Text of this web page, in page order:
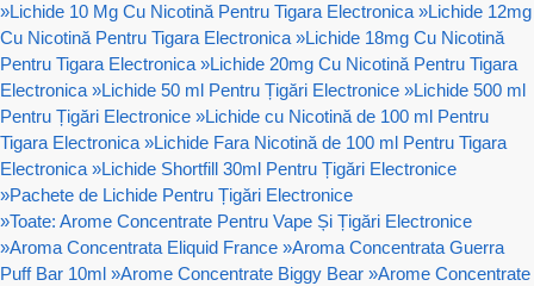
»Lichide 10 Mg Cu Nicotină Pentru Tigara Electronica »Lichide 12mg
Cu Nicotină Pentru Tigara Electronica »Lichide 18mg Cu Nicotină
Pentru Tigara Electronica »Lichide 20mg Cu Nicotină Pentru Tigara
Electronica »Lichide 50 ml Pentru Țigări Electronice »Lichide 500 ml
Pentru Țigări Electronice »Lichide cu Nicotină de 100 ml Pentru
Tigara Electronica »Lichide Fara Nicotină de 100 ml Pentru Tigara
Electronica »Lichide Shortfill 30ml Pentru Țigări Electronice
»Pachete de Lichide Pentru Țigări Electronice
»Toate: Arome Concentrate Pentru Vape Și Țigări Electronice
»Aroma Concentrata Eliquid France »Aroma Concentrata Guerra
Puff Bar 10ml »Arome Concentrate Biggy Bear »Arome Concentrate